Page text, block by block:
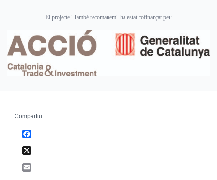
El projecte "També recomanem" ha estat cofinançat per:
Compartiu